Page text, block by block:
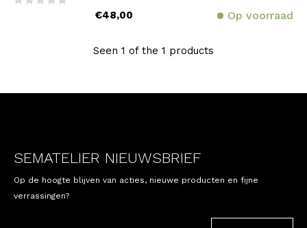
€48,00 Op voorraad
Seen 1 of the 1 products
SEMATELIER NIEUWSBRIEF
Op de hoogte blijven van acties, nieuwe producten en fijne
verrassingen?